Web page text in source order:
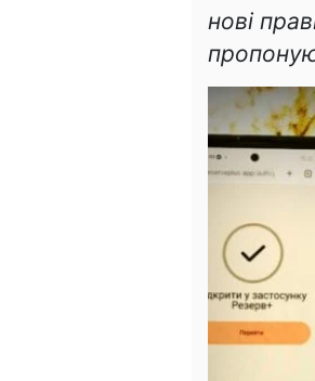
нові